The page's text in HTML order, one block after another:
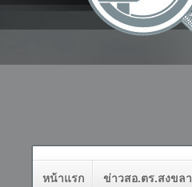
หน้าแรก ข่าวสอ.ตร.สงขลา